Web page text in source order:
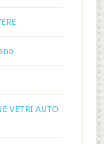
VETRI AUTO